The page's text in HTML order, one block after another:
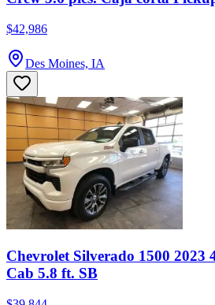
$42,986
Des Moines, IA
Chevrolet Silverado 1500 2023
Cab 5.8 ft. SB